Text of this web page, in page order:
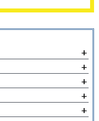
+
+
+
+
+